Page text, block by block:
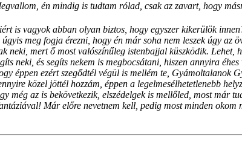
én mindig is tudtam rólad, csak az zavart, hogy
is vagyok abban olyan biztos, hogy egyszer kikerülök
meg fogja érezni, hogy én már soha nem leszek úgy
mert ő most valószínűleg istenbajjal küszködik. Lehet,
neki, és segíts nekem is megbocsátani, hiszen annyira
éppen ezért szegődtél végül is mellém te,
közel jöttél hozzám, éppen a legelmesélhetetlenebb
még az is bekövetkezik, elszédelgek is mellőled, most már
Már előre nevetnem kell, pedig most minden